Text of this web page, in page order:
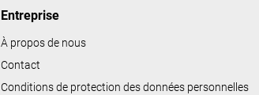
Entreprise
À propos de nous
Contact
Conditions de protection des données personnelles